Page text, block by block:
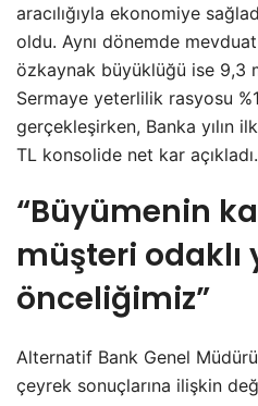
aracılığıyla ekonomiye
oldu. Aynı dönemde
özkaynak büyüklüğü ise 9,3
Sermaye yeterlilik rasyosu
gerçekleşirken, Banka yılın
TL konsolide net kar açıkladı.
“Büyümenin
müşteri odaklı
önceliğimiz”
Alternatif Bank Genel Müdürü
çeyrek sonuçlarına ilişkin